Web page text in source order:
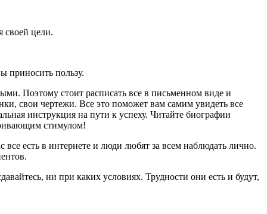
своей цели.
приносить пользу.
Поэтому стоит расписать все в письменном виде и
свои чертежи. Все это поможет вам самим увидеть все
инструкция на пути к успеху. Читайте биографии
стимулом!
есть в интернете и люди любят за всем наблюдать лично.
ни при каких условиях. Трудности они есть и будут,